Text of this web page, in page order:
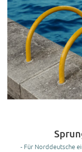
- Für Norddeutsche